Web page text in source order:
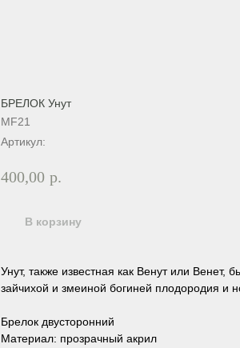
БРЕЛОК Унут
MF21
Артикул:
400,00 р.
В корзину
Унут, также известная как Венут или Венет,
зайчихой и змеиной богиней плодородия и
Брелок двусторонний
Материал: прозрачный акрил